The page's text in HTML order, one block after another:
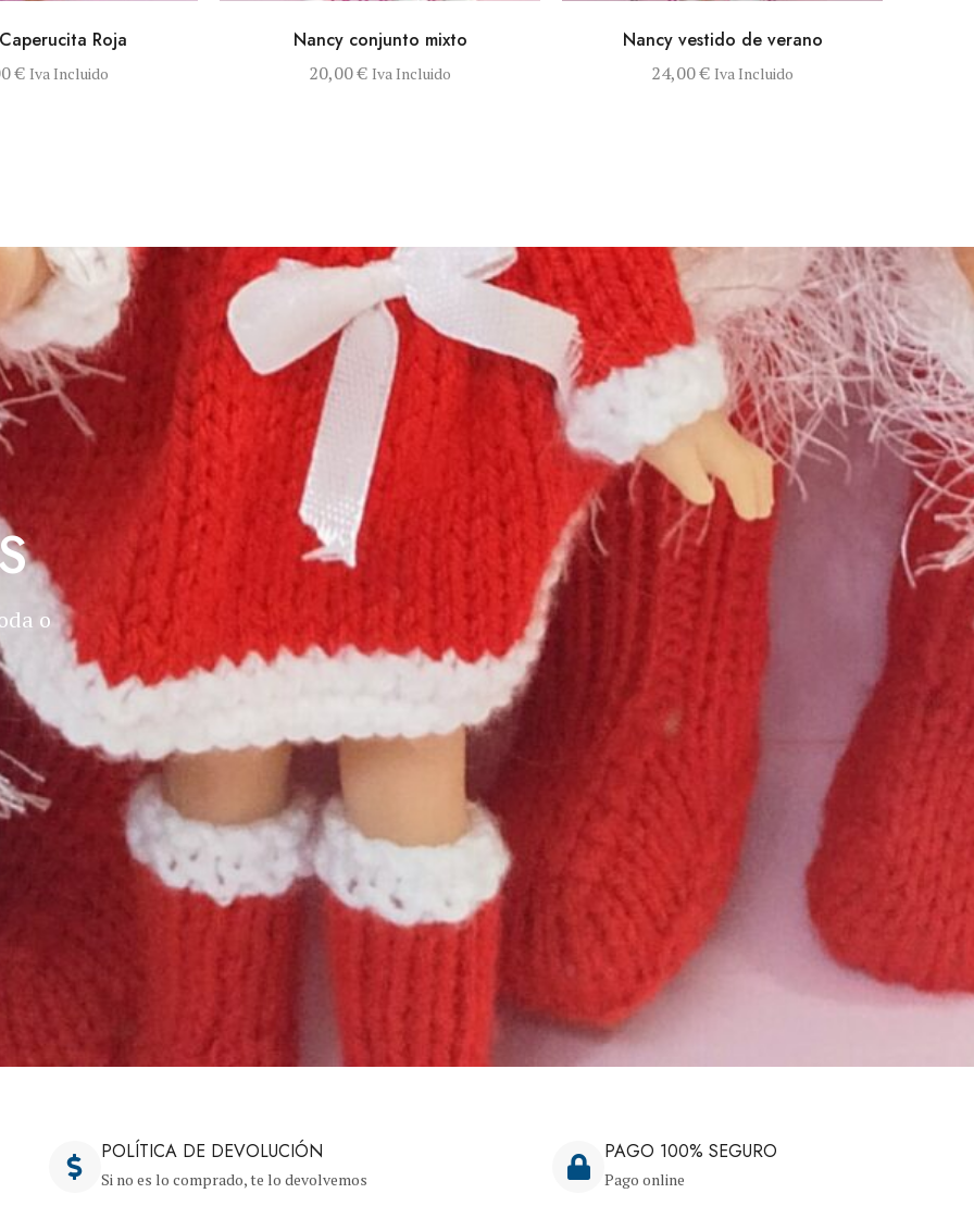
Roja
€ Iva Incluido
Nancy conjunto mixto
20,00€ Iva Incluido
Nancy vestido de verano
24,00€ Iva Incluido
o
POLÍTICA DE DEVOLUCIÓN
Si no es lo comprado, te lo devolvemos
PAGO 100% SEGURO
Pago online